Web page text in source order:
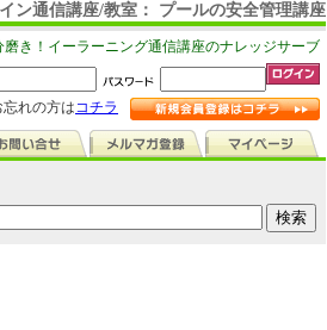
ン通信講座/教室： プールの安全管理講座
磨き！イーラーニング通信講座のナレッジサーブ
れの方はコチラ